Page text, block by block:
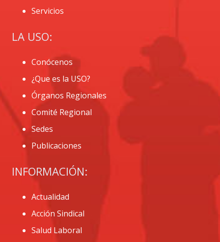
Servicios
LA USO:
Conócenos
¿Que es la USO?
Órganos Regionales
Comité Regional
Sedes
Publicaciones
INFORMACIÓN:
Actualidad
Acción Sindical
Salud Laboral